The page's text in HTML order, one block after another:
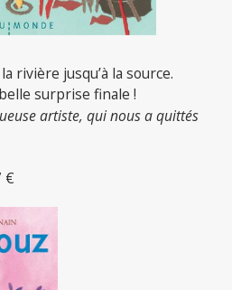
rivière jusqu’à la source.
surprise finale !
artiste, qui nous a quittés
€